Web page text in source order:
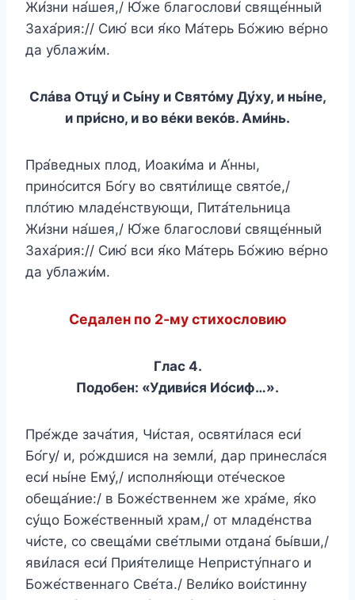
Жи́зни на́шея,/ Ю́же благослови́ свяще́нный
Заха́рия:// Сию́ вси я́ко Ма́терь Бо́жию ве́рно
да ублажи́м.
Слáва Отцу́ и Сы́ну и Святóму Ду́ху, и ны́не,
и при́сно, и во вéки векóв. Ами́нь.
Пра́ведных плод, Иоаки́ма и А́нны,
прино́сится Бо́гу во святи́лище свято́е,/
пло́тию младе́нствующи, Пита́тельница
Жи́зни на́шея,/ Ю́же благослови́ свяще́нный
Заха́рия:// Сию́ вси я́ко Ма́терь Бо́жию ве́рно
да ублажи́м.
Седален по 2-му стихословию
Глас 4.
Подобен: «Удиви́ся Ио́сиф…».
Пре́жде зача́тия, Чи́стая, освяти́лася еси́
Бо́гу/ и, ро́ждшися на земли́, дар принесла́ся
еси́ ны́не Ему́,/ исполня́ющи оте́ческое
обеща́ние:/ в Боже́ственнем же хра́ме, я́ко
су́що Боже́ственный храм,/ от младе́нства
чи́сте, со свеща́ми све́тлыми отдана́ бы́вши,/
яви́лася еси́ Прия́телище Непристу́пнаго и
Боже́ственнаго Све́та./ Вели́ко вои́стинну